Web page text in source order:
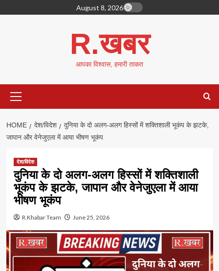
to
August 8, 2026
R.खबर
आपका विश्वास, हमारी ताकत
Menu
HOME देश/विदेश
दुनिया के दो अलग-अलग हिस्सों में शक्तिशाली भूकंप के झटके,
जापान और वेनेजुएला में आया भीषण भूकंप
देश/विदेश
दुनिया के दो अलग-अलग हिस्सों में शक्तिशाली
भूकंप के झटके, जापान और वेनेजुएला में आया
भीषण भूकंप
R.Khabar Team June 25, 2026